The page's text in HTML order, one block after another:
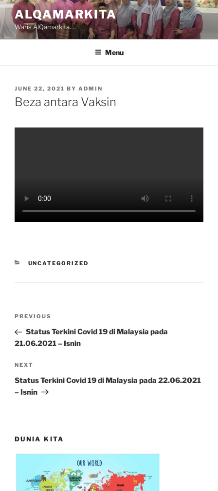
Skip
to
content
ALQAMARKITA
Waris AlQamarkita….
Menu
POSTED
ON
JUNE 22, 2021 BY ADMIN
Beza antara Vaksin
CATEGORIES
UNCATEGORIZED
Previous
Post
PREVIOUS
Status Terkini Covid 19 di Malaysia pada
21.06.2021 – Isnin
Next
Post
NEXT
Status Terkini Covid 19 di Malaysia pada 22.06.2021
– Isnin
DUNIA KITA